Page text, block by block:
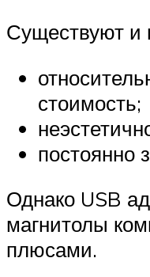
Существуют и
стоимость;
постоянно
Однако USB
магнитолы
плюсами.